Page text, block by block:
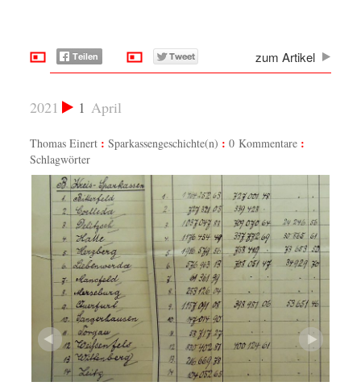
zum Artikel
1 April
2021
Thomas Einert Sparkassengeschichte(n)
0 Kommentare
Schlagwörter